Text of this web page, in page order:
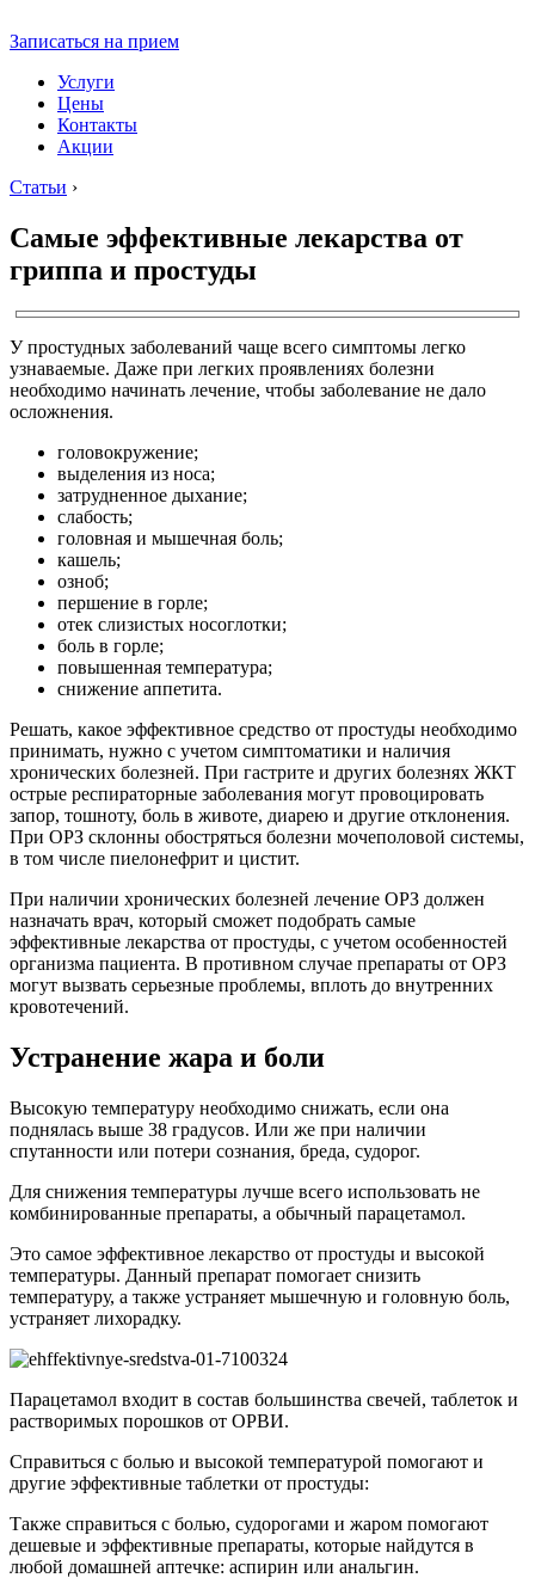
Записаться на прием
Услуги
Цены
Контакты
Акции
Статьи ›
Самые эффективные лекарства от
гриппа и простуды
У простудных заболеваний чаще всего симптомы легко
узнаваемые. Даже при легких проявлениях болезни
необходимо начинать лечение, чтобы заболевание не дало
осложнения.
головокружение;
выделения из носа;
затрудненное дыхание;
слабость;
головная и мышечная боль;
кашель;
озноб;
першение в горле;
отек слизистых носоглотки;
боль в горле;
повышенная температура;
снижение аппетита.
Решать, какое эффективное средство от простуды необходимо
принимать, нужно с учетом симптоматики и наличия
хронических болезней. При гастрите и других болезнях ЖКТ
острые респираторные заболевания могут провоцировать
запор, тошноту, боль в животе, диарею и другие отклонения.
При ОРЗ склонны обостряться болезни мочеполовой системы,
в том числе пиелонефрит и цистит.
При наличии хронических болезней лечение ОРЗ должен
назначать врач, который сможет подобрать самые
эффективные лекарства от простуды, с учетом особенностей
организма пациента. В противном случае препараты от ОРЗ
могут вызвать серьезные проблемы, вплоть до внутренних
кровотечений.
Устранение жара и боли
Высокую температуру необходимо снижать, если она
поднялась выше 38 градусов. Или же при наличии
спутанности или потери сознания, бреда, судорог.
Для снижения температуры лучше всего использовать не
комбинированные препараты, а обычный парацетамол.
Это самое эффективное лекарство от простуды и высокой
температуры. Данный препарат помогает снизить
температуру, а также устраняет мышечную и головную боль,
устраняет лихорадку.
Парацетамол входит в состав большинства свечей, таблеток и
растворимых порошков от ОРВИ.
Справиться с болью и высокой температурой помогают и
другие эффективные таблетки от простуды:
Также справиться с болью, судорогами и жаром помогают
дешевые и эффективные препараты, которые найдутся в
любой домашней аптечке: аспирин или анальгин.